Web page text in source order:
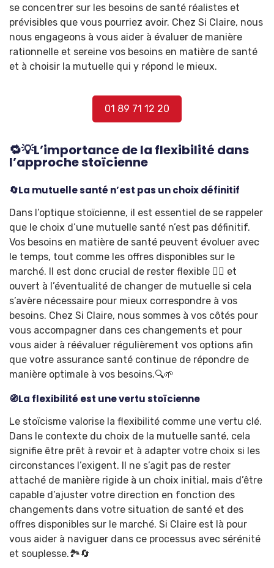
se concentrer sur les besoins de santé réalistes et
prévisibles que vous pourriez avoir. Chez Si Claire, nous
nous engageons à vous aider à évaluer de manière
rationnelle et sereine vos besoins en matière de santé
et à choisir la mutuelle qui y répond le mieux.
01 89 71 12 20
🔁💡L’importance de la flexibilité dans
l’approche stoïcienne
🔄La mutuelle santé n’est pas un choix définitif
Dans l’optique stoïcienne, il est essentiel de se rappeler
que le choix d’une mutuelle santé n’est pas définitif.
Vos besoins en matière de santé peuvent évoluer avec
le temps, tout comme les offres disponibles sur le
marché. Il est donc crucial de rester flexible 🤸‍♀️ et
ouvert à l’éventualité de changer de mutuelle si cela
s’avère nécessaire pour mieux correspondre à vos
besoins. Chez Si Claire, nous sommes à vos côtés pour
vous accompagner dans ces changements et pour
vous aider à réévaluer régulièrement vos options afin
que votre assurance santé continue de répondre de
manière optimale à vos besoins.🔍🌱
🧭La flexibilité est une vertu stoïcienne
Le stoïcisme valorise la flexibilité comme une vertu clé.
Dans le contexte du choix de la mutuelle santé, cela
signifie être prêt à revoir et à adapter votre choix si les
circonstances l’exigent. Il ne s’agit pas de rester
attaché de manière rigide à un choix initial, mais d’être
capable d’ajuster votre direction en fonction des
changements dans votre situation de santé et des
offres disponibles sur le marché. Si Claire est là pour
vous aider à naviguer dans ce processus avec sérénité
et souplesse.🏞️🔄